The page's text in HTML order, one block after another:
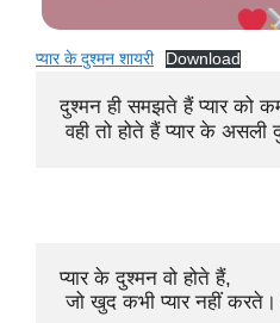
प्यार के दुश्मन शायरी Download
दुश्मन ही समझते हैं प्यार को
वही तो होते हैं प्यार के
प्यार के दुश्मन वो होते हैं,
जो खुद कभी प्यार नहीं